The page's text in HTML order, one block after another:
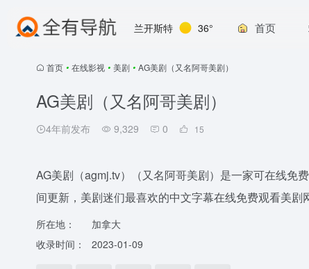
兰开斯特 36° 首页
首页 • 在线影视 • 美剧 • AG美剧（又名阿哥美剧）
AG美剧（又名阿哥美剧）
4年前发布 9,329 0 15
AG美剧（agmj.tv）（又名阿哥美剧）是一家可在线免
间更新，美剧迷们最喜欢的中文字幕在线免费观看美剧
所在地：
加拿大
收录时间：
2023-01-09